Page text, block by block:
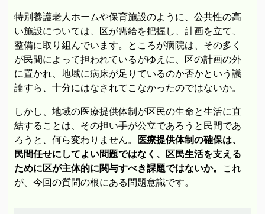
特別養護老人ホームや保育施設のように、公共性の高
い施設については、区が需給を把握し、計画を立て、
整備に取り組んでいます。ところが病院は、その多く
が民間によって担われているがゆえに、区の計画の外
に置かれ、地域に病床が足りているのか否かという議
論すら、十分にはなされてこなかったのではないか。
しかし、地域の医療提供体制が区民の生命と生活に直
結することは、その担い手が公立であろうと民間であ
ろうと、何ら変わりません。 医療提供体制の確保は、
民間任せにしてよい問題ではなく、区民生活を支える
ために区が主体的に関与すべき課題ではないか。 これ
が、今回の質問の根にある問題意識です。